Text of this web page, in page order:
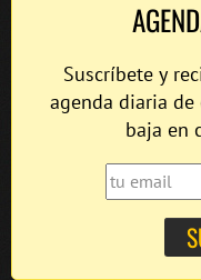
Suscríbete y
agenda diaria
baja en